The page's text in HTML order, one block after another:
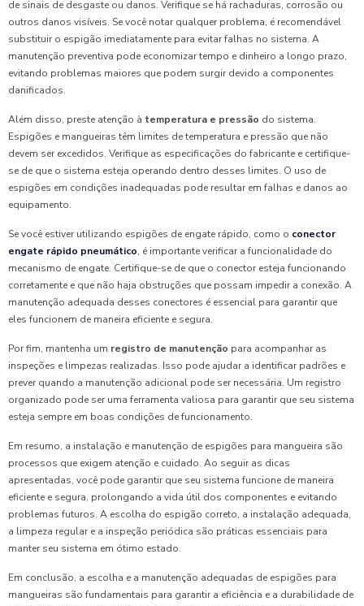
de sinais de desgaste ou danos. Verifique se há rachaduras, corrosão ou
outros danos visíveis. Se você notar qualquer problema, é recomendável
substituir o espigão imediatamente para evitar falhas no sistema. A
manutenção preventiva pode economizar tempo e dinheiro a longo prazo,
evitando problemas maiores que podem surgir devido a componentes
danificados.
Além disso, preste atenção à temperatura e pressão do sistema.
Espigões e mangueiras têm limites de temperatura e pressão que não
devem ser excedidos. Verifique as especificações do fabricante e certifique-
se de que o sistema esteja operando dentro desses limites. O uso de
espigões em condições inadequadas pode resultar em falhas e danos ao
equipamento.
Se você estiver utilizando espigões de engate rápido, como o conector
engate rápido pneumático, é importante verificar a funcionalidade do
mecanismo de engate. Certifique-se de que o conector esteja funcionando
corretamente e que não haja obstruções que possam impedir a conexão. A
manutenção adequada desses conectores é essencial para garantir que
eles funcionem de maneira eficiente e segura.
Por fim, mantenha um registro de manutenção para acompanhar as
inspeções e limpezas realizadas. Isso pode ajudar a identificar padrões e
prever quando a manutenção adicional pode ser necessária. Um registro
organizado pode ser uma ferramenta valiosa para garantir que seu sistema
esteja sempre em boas condições de funcionamento.
Em resumo, a instalação e manutenção de espigões para mangueira são
processos que exigem atenção e cuidado. Ao seguir as dicas
apresentadas, você pode garantir que seu sistema funcione de maneira
eficiente e segura, prolongando a vida útil dos componentes e evitando
problemas futuros. A escolha do espigão correto, a instalação adequada,
a limpeza regular e a inspeção periódica são práticas essenciais para
manter seu sistema em ótimo estado.
Em conclusão, a escolha e a manutenção adequadas de espigões para
mangueiras são fundamentais para garantir a eficiência e a durabilidade de